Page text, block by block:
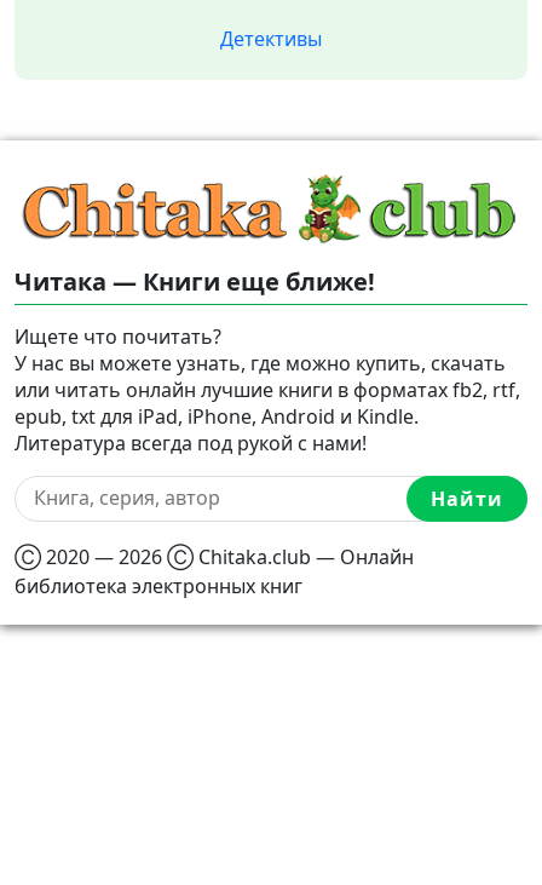
Детективы
Читака — Книги еще ближе!
Ищете что почитать?
У нас вы можете узнать, где можно купить, скачать
или читать онлайн лучшие книги в форматах fb2, rtf,
epub, txt для iPad, iPhone, Android и Kindle.
Литература всегда под рукой с нами!
Найти
Ⓒ 2020 — 2026 Ⓒ Chitaka.club — Онлайн
библиотека электронных книг